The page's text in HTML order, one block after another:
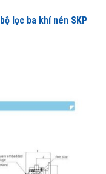
lọc ba khí nén SKP